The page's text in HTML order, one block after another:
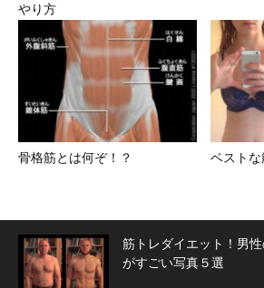
やり方
骨格筋とは何ぞ！？ ベストな
筋トレダイエット！男
がすごい写真５選